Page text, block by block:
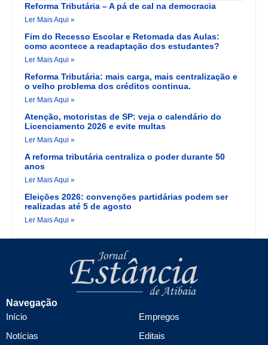
Reforma Tributária – A pá de cal na democracia
Ler Mais Aqui »
Fim do Recesso Escolar e Retomada das Aulas:
como acontece a readaptação dos estudantes?
Ler Mais Aqui »
Reforma Tributária: mais carga, mais centralização e
o velho problema dos créditos continua.
Ler Mais Aqui »
Atenção, motoristas de SP: veja o calendário do
Licenciamento 2026 e evite multas
Ler Mais Aqui »
A reforma tributária centraliza o poder durante 50
anos
Ler Mais Aqui »
Eleições 2026: convenções partidárias podem ser
realizadas até 5 de agosto
Ler Mais Aqui »
Navegação
Início
Notícias
Empregos
Editais